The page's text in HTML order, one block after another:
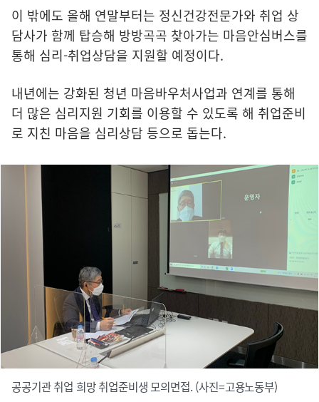
이 밖에도 올해 연말부터는 정신건강전문가와 취업 상
담사가 함께 탑승해 방방곡곡 찾아가는 마음안심버스를
통해 심리-취업상담을 지원할 예정이다.
내년에는 강화된 청년 마음바우처사업과 연계를 통해
더 많은 심리지원 기회를 이용할 수 있도록 해 취업준비
로 지친 마음을 심리상담 등으로 돕는다.
공공기관 취업 희망 취업준비생 모의면접. (사진=고용노동부)